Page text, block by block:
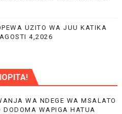
UZITO WA JUU KATIKA
4,2026
WA NDEGE WA MSALATO
DODOMA WAPIGA HATUA